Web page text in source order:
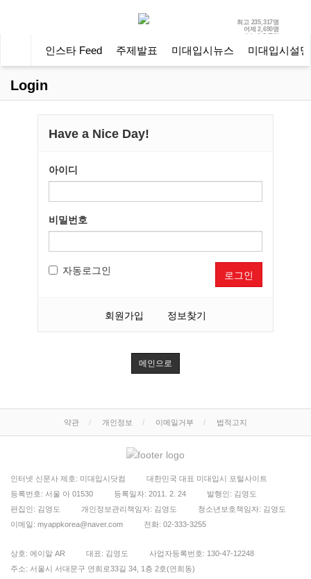
최고 235,317명
어제2,690명
오늘 1,547명
인스타 Feed 주제발표 미대입시뉴스 미대입시설
Login
Have a Nice Day!
아이디
비밀번호
자동로그인 로그인
회원가입 정보찾기
메인으로
약관 개인정보 이메일거부 법적고지
인터넷 신문사 제호: 미대입시닷컴
대한민국 대표 미대입시 포털사이트
등록번호: 서울 아 01530
등록일자: 2011. 2. 24
발행인: 김영도
편집인: 김영도
개인정보관리책임자: 김영도
청소년보호책임자: 김영도
이메일: myappkorea@naver.com
전화: 02-333-3255
상호: 에이알 AR 대표: 김영도
사업자등록번호: 130-47-12248
주소: 서울시 서대문구 연희로33길 34, 1층 2호(연희동)